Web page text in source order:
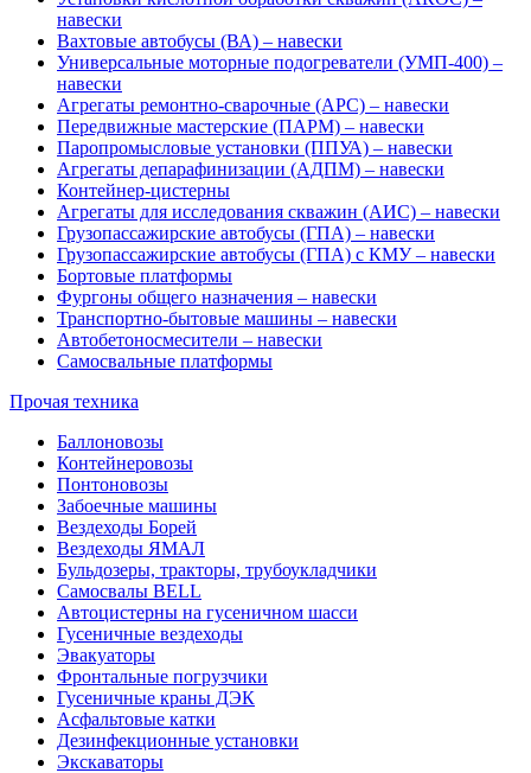
навески
Вахтовые автобусы (ВА) – навески
Универсальные моторные подогреватели (УМП-400) –
навески
Агрегаты ремонтно-сварочные (АРС) – навески
Передвижные мастерские (ПАРМ) – навески
Паропромысловые установки (ППУА) – навески
Агрегаты депарафинизации (АДПМ) – навески
Контейнер-цистерны
Агрегаты для исследования скважин (АИС) – навески
Грузопассажирские автобусы (ГПА) – навески
Грузопассажирские автобусы (ГПА) с КМУ – навески
Бортовые платформы
Фургоны общего назначения – навески
Транспортно-бытовые машины – навески
Автобетоносмесители – навески
Самосвальные платформы
Прочая техника
Баллоновозы
Контейнеровозы
Понтоновозы
Забоечные машины
Вездеходы Борей
Вездеходы ЯМАЛ
Бульдозеры, тракторы, трубоукладчики
Самосвалы BELL
Автоцистерны на гусеничном шасси
Гусеничные вездеходы
Эвакуаторы
Фронтальные погрузчики
Гусеничные краны ДЭК
Асфальтовые катки
Дезинфекционные установки
Экскаваторы